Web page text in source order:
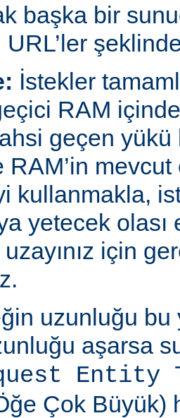
başka bir
İstekler
RAM
geçen yükü
mevcut
kullanmakla,
yetecek olası
için
uzunluğu bu
aşarsa
Entity
Çok Büyük)